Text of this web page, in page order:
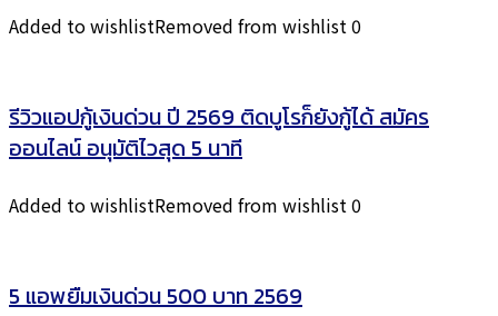
Clicx สินเชื่อคืออะไร ทำไมปิดตัวชั่วคราว
รีวิวแอปกู้เงินด่วน ปี 2569 ติดบูโรก็ยังกู้ได้ สมัคร
Added to wishlistRemoved from wishlist